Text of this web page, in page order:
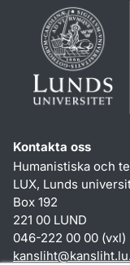
Kontakta oss
Humanistiska och
LUX, Lunds
Box 192
221 00 LUND
046-222 00 00 (vxl)
kansliht@kansliht.lu.